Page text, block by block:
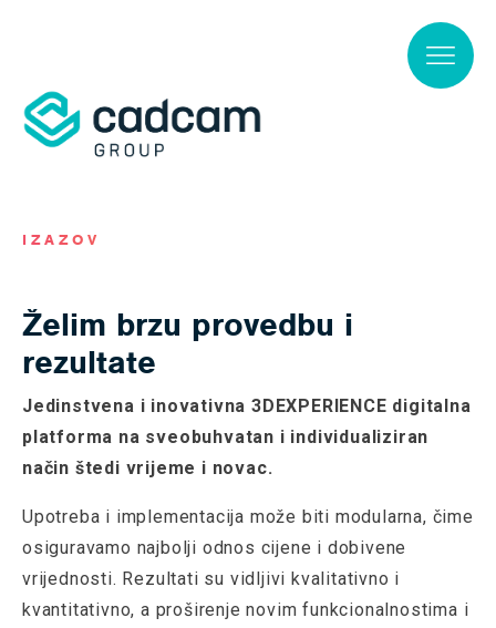
IZAZOV
Želim brzu provedbu i
rezultate
Jedinstvena i inovativna 3DEXPERIENCE digitalna
platforma na sveobuhvatan i individualiziran
način štedi vrijeme i novac.
Upotreba i implementacija može biti modularna, čime
osiguravamo najbolji odnos cijene i dobivene
vrijednosti. Rezultati su vidljivi kvalitativno i
kvantitativno, a proširenje novim funkcionalnostima i